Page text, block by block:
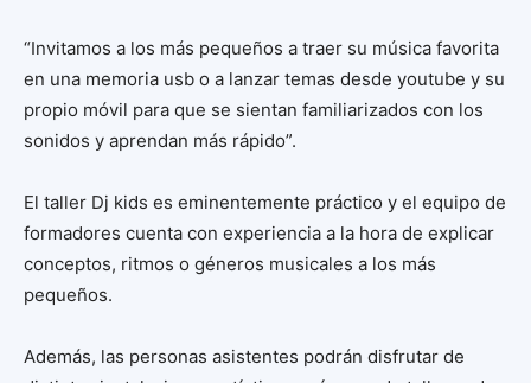
“Invitamos a los más pequeños a traer su música favorita
en una memoria usb o a lanzar temas desde youtube y su
propio móvil para que se sientan familiarizados con los
sonidos y aprendan más rápido”.
El taller Dj kids es eminentemente práctico y el equipo de
formadores cuenta con experiencia a la hora de explicar
conceptos, ritmos o géneros musicales a los más
pequeños.
Además, las personas asistentes podrán disfrutar de